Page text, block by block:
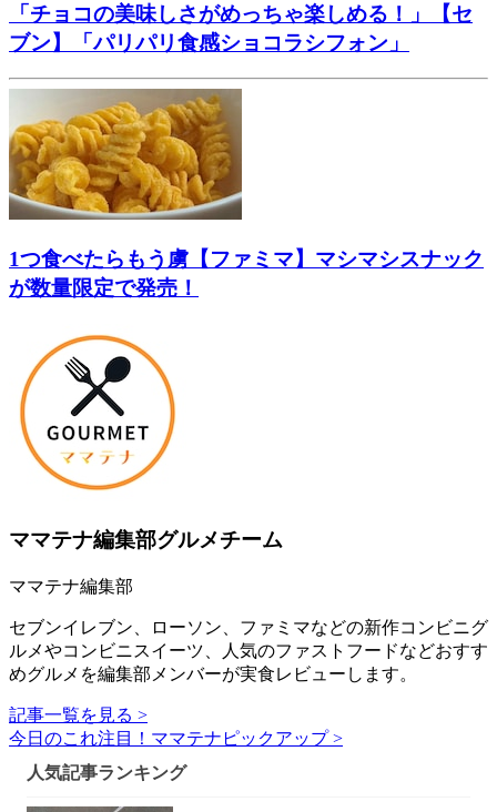
「チョコの美味しさがめっちゃ楽しめる！」【セ
ブン】「パリパリ食感ショコラシフォン」
1つ食べたらもう虜【ファミマ】マシマシスナック
が数量限定で発売！
ママテナ編集部グルメチーム
ママテナ編集部
セブンイレブン、ローソン、ファミマなどの新作コンビニグ
ルメやコンビニスイーツ、人気のファストフードなどおすす
めグルメを編集部メンバーが実食レビューします。
記事一覧を見る >
今日のこれ注目！ママテナピックアップ >
人気記事ランキング